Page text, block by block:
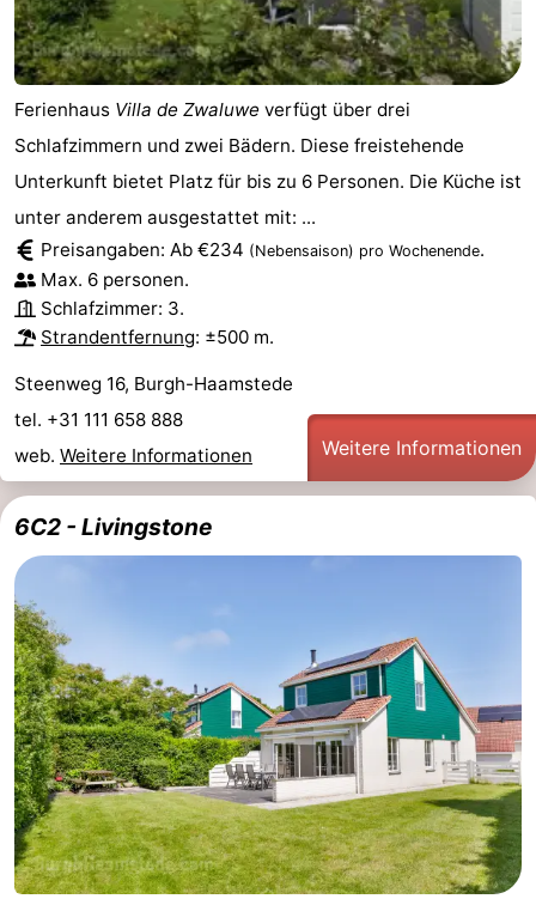
Ferienhaus Villa de Zwaluwe verfügt über drei
Schlafzimmern und zwei Bädern. Diese freistehende
Unterkunft bietet Platz für bis zu 6 Personen. Die Küche ist
unter anderem ausgestattet mit: ...
Preisangaben: Ab €234 (Nebensaison) pro Wochenende.
Max. 6 personen.
Schlafzimmer: 3.
Strandentfernung: ±500 m.
Steenweg 16, Burgh-Haamstede
tel. +31 111 658 888
web. Weitere Informationen Weitere Informationen
6C2 - Livingstone